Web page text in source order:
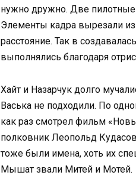
нужно дружно. Две пилотные
Элементы кадра вырезали
расстояние. Так в
выполнялись благодаря
Хайт и Назарчук долго
Васька не подходили. По
как раз смотрел фильм
полковник Леопольд
тоже были имена, хоть их
Мышат звали Митей и Мотей.